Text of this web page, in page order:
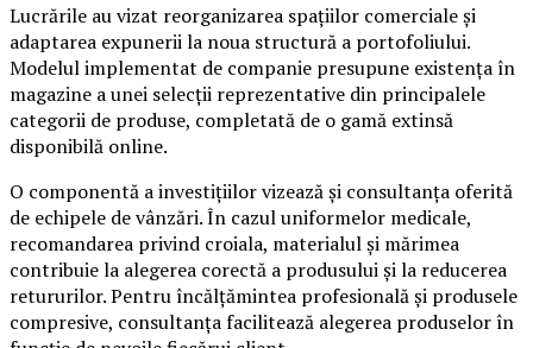
Lucrările au vizat reorganizarea spațiilor comerciale și
adaptarea expunerii la noua structură a portofoliului.
Modelul implementat de companie presupune existența în
magazine a unei selecții reprezentative din principalele
categorii de produse, completată de o gamă extinsă
disponibilă online.
O componentă a investițiilor vizează și consultanța oferită
de echipele de vânzări. În cazul uniformelor medicale,
recomandarea privind croiala, materialul și mărimea
contribuie la alegerea corectă a produsului și la reducerea
retururilor. Pentru încălțămintea profesională și produsele
compresive, consultanța facilitează alegerea produselor în